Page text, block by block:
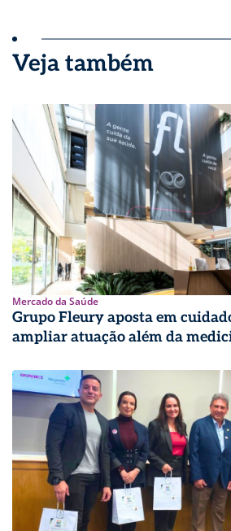
Veja também
Mercado da Saúde
Grupo Fleury aposta em
ampliar atuação além da